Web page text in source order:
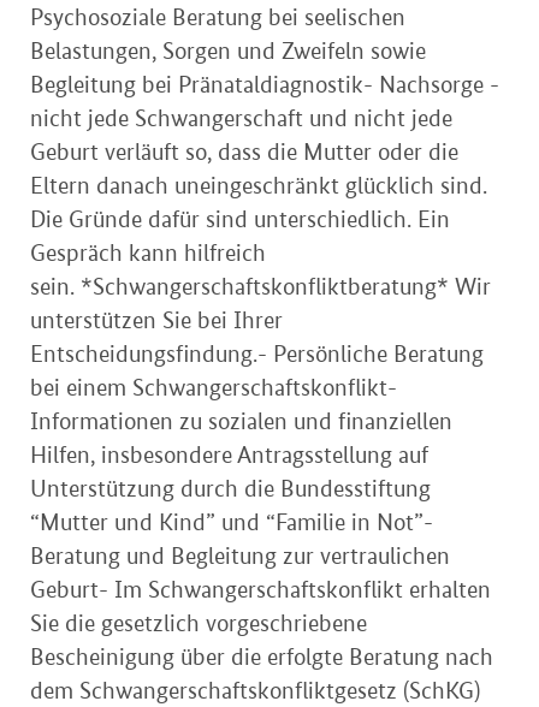
Psychosoziale Beratung bei seelischen
Belastungen, Sorgen und Zweifeln sowie
Begleitung bei Pränataldiagnostik- Nachsorge -
nicht jede Schwangerschaft und nicht jede
Geburt verläuft so, dass die Mutter oder die
Eltern danach uneingeschränkt glücklich sind.
Die Gründe dafür sind unterschiedlich. Ein
Gespräch kann hilfreich
sein. *Schwangerschaftskonfliktberatung* Wir
unterstützen Sie bei Ihrer
Entscheidungsfindung.- Persönliche Beratung
bei einem Schwangerschaftskonflikt-
Informationen zu sozialen und finanziellen
Hilfen, insbesondere Antragsstellung auf
Unterstützung durch die Bundesstiftung
“Mutter und Kind” und “Familie in Not”-
Beratung und Begleitung zur vertraulichen
Geburt- Im Schwangerschaftskonflikt erhalten
Sie die gesetzlich vorgeschriebene
Bescheinigung über die erfolgte Beratung nach
dem Schwangerschaftskonfliktgesetz (SchKG)